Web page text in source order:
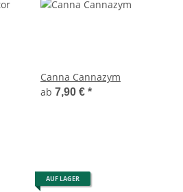
Canna Cannazym
ab 7,90 € *
AUF LAGER